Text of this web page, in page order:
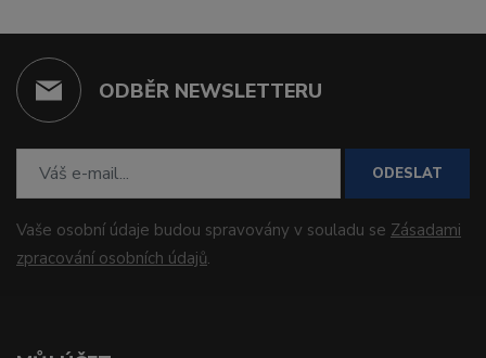
ODBĚR NEWSLETTERU
ODESLAT
Vaše osobní údaje budou spravovány v souladu se Zásadami
zpracování osobních údajů.